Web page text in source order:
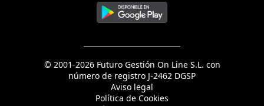
© 2001-2026 Futuro Gestión On Line S.L. con
número de registro J-2462 DGSP
Aviso legal
Política de Cookies